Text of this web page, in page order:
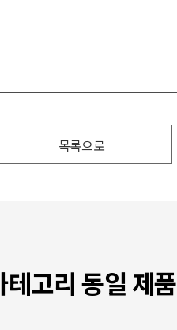
목록으로
테고리 동일 제품